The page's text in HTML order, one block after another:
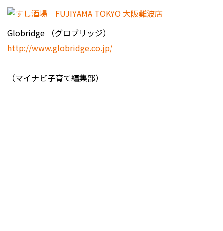
Globridge （グロブリッジ）
http://www.globridge.co.jp/
（マイナビ子育て編集部）